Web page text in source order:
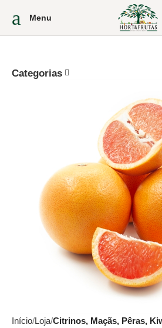
Menu
Categorias
Início Loja Citrinos, Maçãs, Pêras,